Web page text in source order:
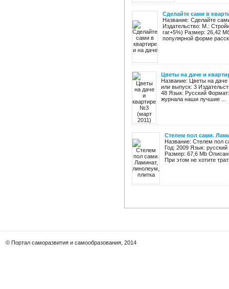
Сделайте сами в
Название: Сделайте
Издательство: М.:
rar+5%) Размер: 26,42
популярной форме
Цветы на даче и
Название: Цветы на
или выпуск: 3
48 Язык: Русский
журнала наши лучшие ...
Стелем пол сами.
Название: Стелем пол
Год: 2009 Язык:
Размер: 67,6 Мb
При этом не хотите
© Портал саморазвития и самообразования, 2014